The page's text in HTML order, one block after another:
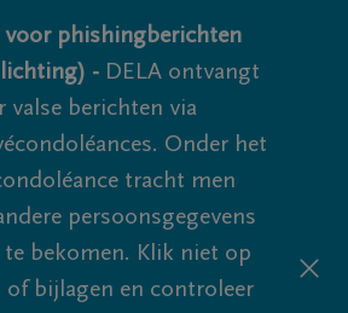
voor phishingberichten
- DELA ontvangt
valse berichten via
Onder het
tracht men
persoonsgegevens
bekomen. Klik niet op
of bijlagen en controleer